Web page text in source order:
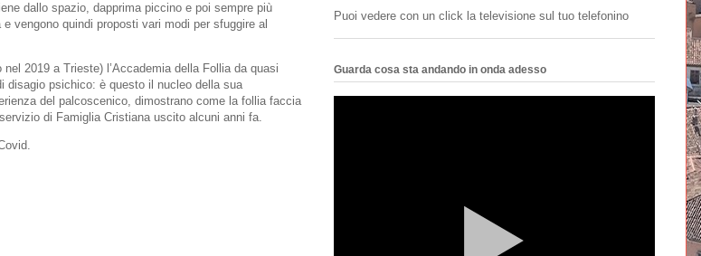
dallo spazio, dapprima piccino e poi sempre più
vengono quindi proposti vari modi per sfuggire al
2019 a Trieste) l’Accademia della Follia da quasi
disagio psichico: è questo il nucleo della sua
del palcoscenico, dimostrano come la follia faccia
di Famiglia Cristiana uscito alcuni anni fa.
Puoi vedere con un click la televisione sul tuo telefonino
Guarda cosa sta andando in onda adesso